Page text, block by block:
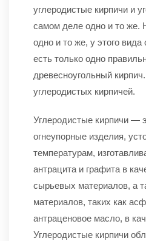
углеродистые кирпичи и
самом деле одно и то же.
одно и то же, у этого вида
есть только одно
древесноугольный
углеродистых кирпичей.
Углеродистые кирпичи —
огнеупорные изделия,
температурам,
антрацита и графита в
сырьевых материалов, а
материалов, таких как
антраценовое масло, в
Углеродистые кирпичи